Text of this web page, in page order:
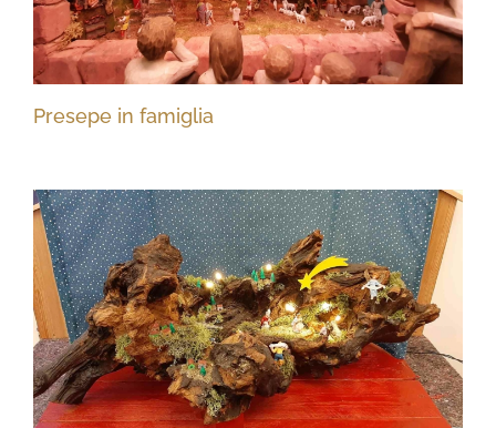
Presepe in famiglia